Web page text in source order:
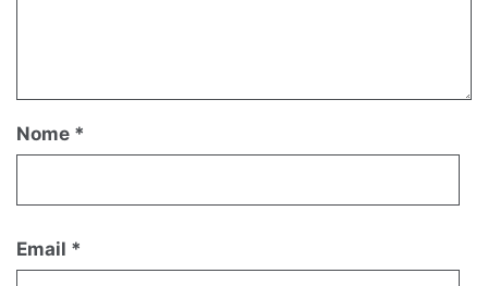
Nome *
Email *